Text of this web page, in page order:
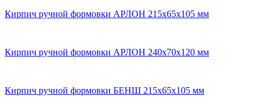
Кирпич ручной формовки АРЛОН 215х65х105 мм
Кирпич ручной формовки АРЛОН 240x70x120 мм
Кирпич ручной формовки БЕНШ 215х65х105 мм